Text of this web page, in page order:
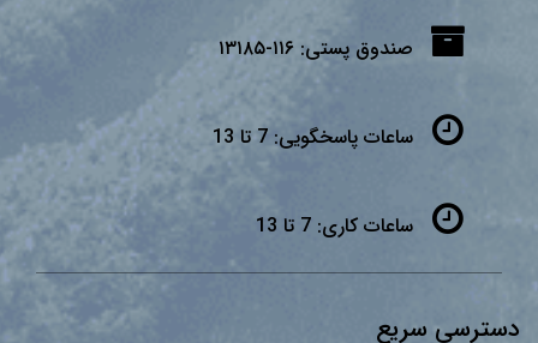
صندوق پستی: ۱۱۶-۱۳۱۸۵
ساعات پاسخگویی: 7 تا 13
ساعات کاری: 7 تا 13
دسترسی سریع